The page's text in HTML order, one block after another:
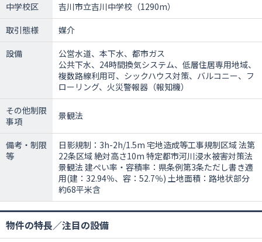
中学校区
吉川市立吉川中学校（1290m）
取引態様
媒介
設備
公営水道、本下水、都市ガス
公共下水、24時間換気システム、低層住居専用地域、
複数路線利用可、シックハウス対策、バルコニー、フ
ローリング、火災警報器（報知機）
その他制限
事項
景観法
備考・制限
等
日影規制：3h-2h/1.5m 宅地造成等工事規制区域 法第
22条区域 絶対高さ10m 特定都市河川浸水被害対策法
景観法 建ぺい率・容積率：県条例第3条ただし書き適
用(建：32.94％、容：52.7％) 土地面積：路地状部分
約68平米含
物件の特長／注目の設備